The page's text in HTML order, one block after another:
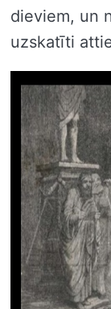
dieviem, un
uzskatīti